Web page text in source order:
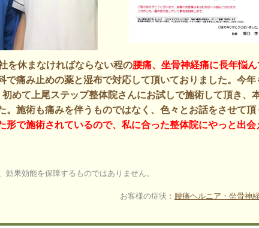
を休まなければならない程の腰痛、坐骨神経痛に長年悩
で痛み止めの薬と湿布で対応して頂いておりました。今年
めて上尾ステップ整体院さんにお試しで施術して頂き、
。施術も痛みを伴うものではなく、色々とお話をさせて頂
形で施術されているので、私に合った整体院にやっと出会
果効能を保障するものではありません。
お客様の症状： 腰痛ヘルニア・坐骨神